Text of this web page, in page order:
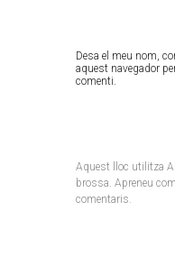
Desa el meu nom,
aquest navegador
comenti.
Aquest lloc utilitza
brossa. Apreneu
comentaris.